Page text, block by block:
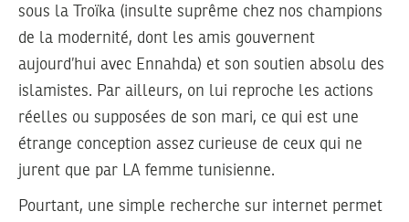
sous la Troïka (insulte suprême chez nos champions
de la modernité, dont les amis gouvernent
aujourd’hui avec Ennahda) et son soutien absolu des
islamistes. Par ailleurs, on lui reproche les actions
réelles ou supposées de son mari, ce qui est une
étrange conception assez curieuse de ceux qui ne
jurent que par LA femme tunisienne.
Pourtant, une simple recherche sur internet permet